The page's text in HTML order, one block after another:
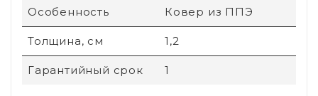
Особенность Ковер из ППЭ
Толщина, см 1,2
Гарантийный срок 1